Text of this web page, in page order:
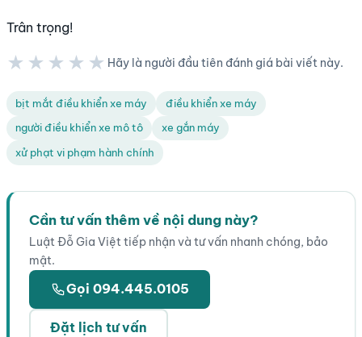
Trân trọng!
★★★★★ Hãy là người đầu tiên đánh giá bài viết này.
bịt mắt điều khiển xe máy
điều khiển xe máy
người điều khiển xe mô tô
xe gắn máy
xử phạt vi phạm hành chính
Cần tư vấn thêm về nội dung này?
Luật Đỗ Gia Việt tiếp nhận và tư vấn nhanh chóng, bảo
mật.
Gọi 094.445.0105
Đặt lịch tư vấn